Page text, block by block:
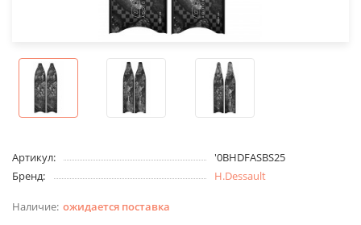
Артикул:
'0BHDFASBS25
Бренд:
H.Dessault
ожидается поставка